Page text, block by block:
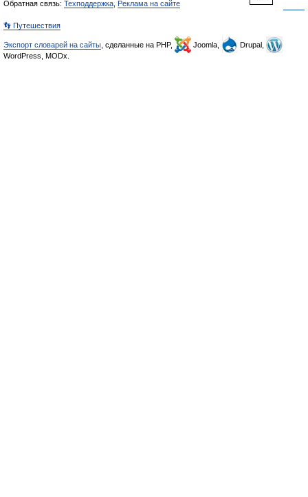
Обратная связь: Техподдержка Реклама на сайте
👣 Путешествия
Экспорт словарей на сайты , сделанные на PHP, Joomla,
Drupal,
WordPress, MODx.